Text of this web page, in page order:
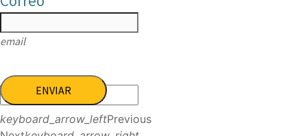
email
ENVIAR
keyboard_arrow_leftPrevious